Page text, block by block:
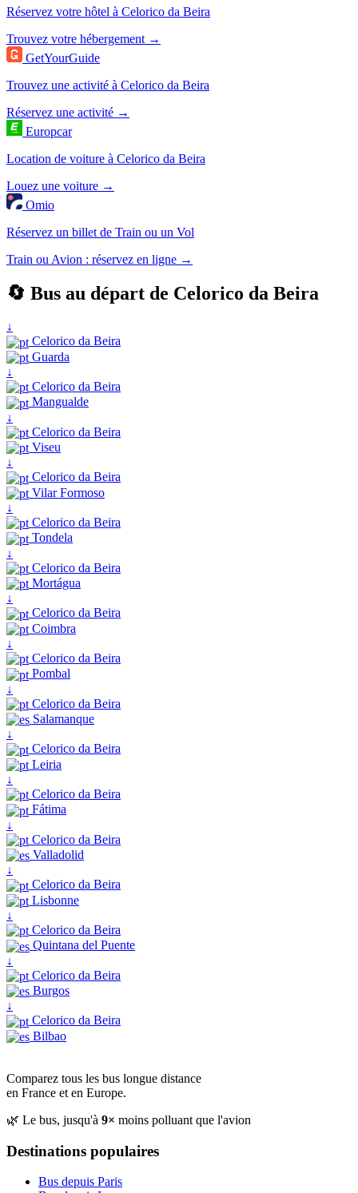
Réservez votre hôtel à Celorico da Beira
Trouvez votre hébergement →
GetYourGuide
Trouvez une activité à Celorico da Beira
Réservez une activité →
Europcar
Location de voiture à Celorico da Beira
Louez une voiture →
Omio
Réservez un billet de Train ou un Vol
Train ou Avion : réservez en ligne →
🔄 Bus au départ de Celorico da Beira
↓
Celorico da Beira
Guarda
↓
Celorico da Beira
Mangualde
↓
Celorico da Beira
Viseu
↓
Celorico da Beira
Vilar Formoso
↓
Celorico da Beira
Tondela
↓
Celorico da Beira
Mortágua
↓
Celorico da Beira
Coimbra
↓
Celorico da Beira
Pombal
↓
Celorico da Beira
Salamanque
↓
Celorico da Beira
Leiria
↓
Celorico da Beira
Fátima
↓
Celorico da Beira
Valladolid
↓
Celorico da Beira
Lisbonne
↓
Celorico da Beira
Quintana del Puente
↓
Celorico da Beira
Burgos
↓
Celorico da Beira
Bilbao
Comparez tous les bus longue distance
en France et en Europe.
🌿 Le bus, jusqu'à 9× moins polluant que l'avion
Destinations populaires
Bus depuis Paris